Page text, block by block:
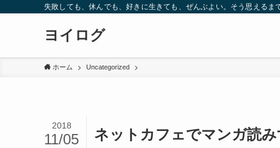
失敗しても、休んでも、好きに生きても、ぜんぶよい。そう思えるま
ヨイログ
ホーム Uncategorized
ネットカフェでマンガ読
2018
11/05